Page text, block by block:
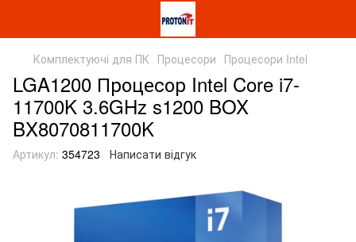
Комплектуючі для ПК Процесори Процесори Intel
LGA1200 Процесор Intel Core i7-
11700K 3.6GHz s1200 BOX
BX8070811700K
Артикул: 354723 Написати відгук